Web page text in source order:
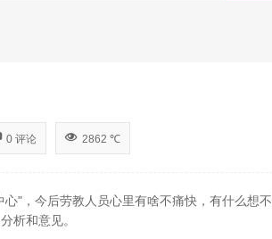
0 评论 2862 ℃
，今后劳教人员心里有啥不痛快，有什么想
析和意见。